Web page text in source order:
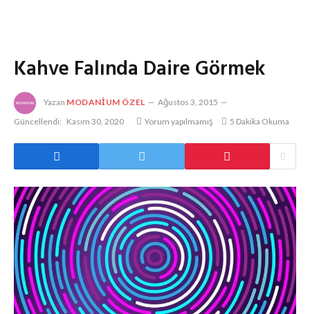
Kahve Falında Daire Görmek
Yazan MODANIUM ÖZEL
Ağustos 3, 2015
Güncellendi: Kasım 30, 2020 Yorum yapılmamış 5 Dakika Okuma